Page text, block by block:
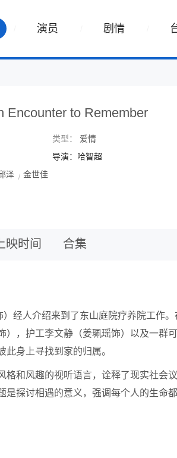
演员 剧情
Encounter to Remember
类型： 爱情
导演：哈智超
泽
金世佳
上映时间 合集
经人介绍来到了东山庭院疗养院工作
，护工李文静（姜珮瑶饰）以及一群
身上寻找到家的归属。
和风趣的视听语言，诠释了现实社会
探讨相遇的意义，强调每个人的生命